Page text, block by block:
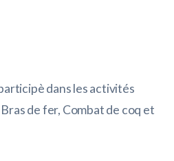
dans les activités
de fer, Combat de coq et